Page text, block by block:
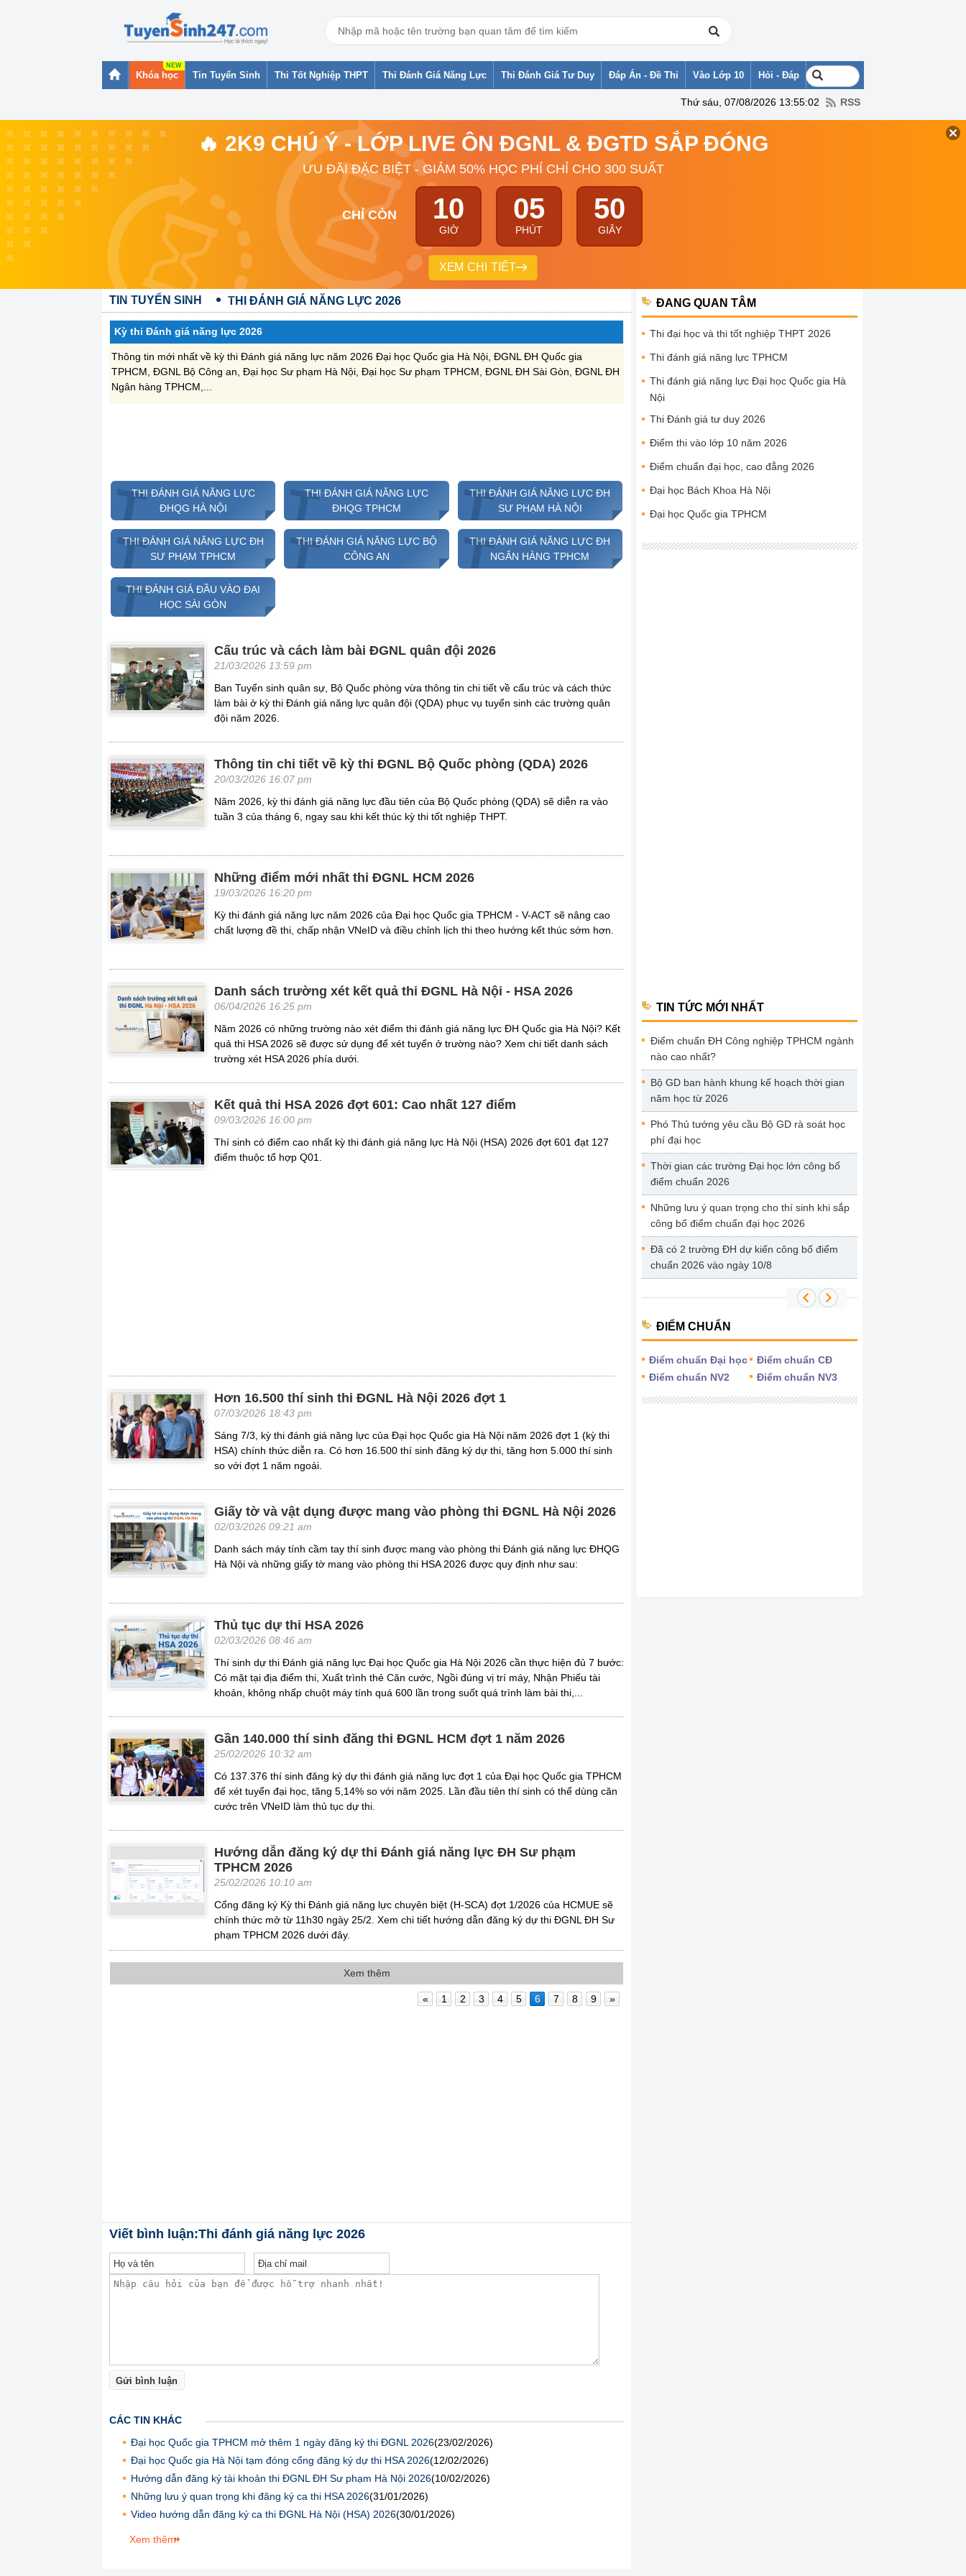
Khóa học Tin Tuyển Sinh Thi Tốt Nghiệp THPT Thi Đánh Giá Năng Lực Thi Đánh Giá Tư Duy Đáp Án - Đề Thi Vào Lớp 10 Hỏi - Đáp
Thứ sáu, 07/08/2026 13:55:02 RSS
🔥 2K9 CHÚ Ý - LỚP LIVE ÔN ĐGNL & ĐGTD SẮP ĐÓNG
ƯU ĐÃI ĐẶC BIỆT - GIẢM 50% HỌC PHÍ CHỈ CHO 300 SUẤT
CHỈ CÒN 10
GIỜ
05
PHÚT
49
GIÂY
XEM CHI TIẾT
TIN TUYỂN SINH THI ĐÁNH GIÁ NĂNG LỰC 2026
Kỳ thi Đánh giá năng lực 2026
Thông tin mới nhất về kỳ thi Đánh giá năng lực năm 2026 Đại học Quốc gia Hà Nội, ĐGNL ĐH Quốc gia
TPHCM, ĐGNL Bộ Công an, Đại học Sư phạm Hà Nội, Đại học Sư phạm TPHCM, ĐGNL ĐH Sài Gòn, ĐGNL ĐH
Ngân hàng TPHCM,...
TTHI ĐÁNH GIÁ NĂNG LỰC
ĐHQG HÀ NỘI
TTHI ĐÁNH GIÁ NĂNG LỰC
ĐHQG TPHCM
T
THI ĐÁNH GIÁ NĂNG LỰC ĐH
SƯ PHẠM HÀ NỘI
T
THI ĐÁNH GIÁ NĂNG LỰC ĐH
SƯ PHẠM TPHCM
T
THI ĐÁNH GIÁ NĂNG LỰC BỘ
CÔNG AN
T
THI ĐÁNH GIÁ NĂNG LỰC ĐH
NGÂN HÀNG TPHCM
T
THI ĐÁNH GIÁ ĐẦU VÀO ĐẠI
HỌC SÀI GÒN
Cấu trúc và cách làm bài ĐGNL quân đội 2026
21/03/2026 13:59 pm
Ban Tuyển sinh quân sự, Bộ Quốc phòng vừa thông tin chi tiết về cấu trúc và cách thức
làm bài ở kỳ thi Đánh giá năng lực quân đội (QDA) phục vụ tuyển sinh các trường quân
đội năm 2026.
Thông tin chi tiết về kỳ thi ĐGNL Bộ Quốc phòng (QDA) 2026
20/03/2026 16:07 pm
Năm 2026, kỳ thi đánh giá năng lực đầu tiên của Bộ Quốc phòng (QDA) sẽ diễn ra vào
tuần 3 của tháng 6, ngay sau khi kết thúc kỳ thi tốt nghiệp THPT.
Những điểm mới nhất thi ĐGNL HCM 2026
19/03/2026 16:20 pm
Kỳ thi đánh giá năng lực năm 2026 của Đại học Quốc gia TPHCM - V-ACT sẽ nâng cao
chất lượng đề thi, chấp nhận VNeID và điều chỉnh lịch thi theo hướng kết thúc sớm hơn.
Danh sách trường xét kết quả thi ĐGNL Hà Nội - HSA 2026
06/04/2026 16:25 pm
Năm 2026 có những trường nào xét điểm thi đánh giá năng lực ĐH Quốc gia Hà Nội? Kết
quả thi HSA 2026 sẽ được sử dụng để xét tuyển ở trường nào? Xem chi tiết danh sách
trường xét HSA 2026 phía dưới.
Kết quả thi HSA 2026 đợt 601: Cao nhất 127 điểm
09/03/2026 16:00 pm
Thí sinh có điểm cao nhất kỳ thi đánh giá năng lực Hà Nội (HSA) 2026 đợt 601 đạt 127
điểm thuộc tổ hợp Q01.
Hơn 16.500 thí sinh thi ĐGNL Hà Nội 2026 đợt 1
07/03/2026 18:43 pm
Sáng 7/3, kỳ thi đánh giá năng lực của Đại học Quốc gia Hà Nội năm 2026 đợt 1 (kỳ thi
HSA) chính thức diễn ra. Có hơn 16.500 thí sinh đăng ký dự thi, tăng hơn 5.000 thí sinh
so với đợt 1 năm ngoái.
Giấy tờ và vật dụng được mang vào phòng thi ĐGNL Hà Nội 2026
02/03/2026 09:21 am
Danh sách máy tính cầm tay thí sinh được mang vào phòng thi Đánh giá năng lực ĐHQG
Hà Nội và những giấy tờ mang vào phòng thi HSA 2026 được quy định như sau:
Thủ tục dự thi HSA 2026
02/03/2026 08:46 am
Thí sinh dự thi Đánh giá năng lực Đại học Quốc gia Hà Nội 2026 cần thực hiện đủ 7 bước:
Có mặt tại địa điểm thi, Xuất trình thẻ Căn cước, Ngồi đúng vị trí máy, Nhận Phiếu tài
khoản, không nhấp chuột máy tính quá 600 lần trong suốt quá trình làm bài thi,...
Gần 140.000 thí sinh đăng thi ĐGNL HCM đợt 1 năm 2026
25/02/2026 10:32 am
Có 137.376 thí sinh đăng ký dự thi đánh giá năng lực đợt 1 của Đại học Quốc gia TPHCM
để xét tuyển đại học, tăng 5,14% so với năm 2025. Lần đầu tiên thí sinh có thể dùng căn
cước trên VNeID làm thủ tục dự thi.
Hướng dẫn đăng ký dự thi Đánh giá năng lực ĐH Sư phạm
TPHCM 2026
25/02/2026 10:10 am
Cổng đăng ký Kỳ thi Đánh giá năng lực chuyên biệt (H-SCA) đợt 1/2026 của HCMUE sẽ
chính thức mở từ 11h30 ngày 25/2. Xem chi tiết hướng dẫn đăng ký dự thi ĐGNL ĐH Sư
phạm TPHCM 2026 dưới đây.
Xem thêm
« 1 2 3 4 5 6 7 8 9 »
Viết bình luận:Thi đánh giá năng lực 2026
Gửi bình luận
CÁC TIN KHÁC
Đại học Quốc gia TPHCM mở thêm 1 ngày đăng ký thi ĐGNL 2026(23/02/2026)
Đại học Quốc gia Hà Nội tạm đóng cổng đăng ký dự thi HSA 2026(12/02/2026)
Hướng dẫn đăng ký tài khoản thi ĐGNL ĐH Sư phạm Hà Nội 2026(10/02/2026)
Những lưu ý quan trọng khi đăng ký ca thi HSA 2026(31/01/2026)
Video hướng dẫn đăng ký ca thi ĐGNL Hà Nội (HSA) 2026(30/01/2026)
Xem thêm
ĐANG QUAN TÂM
Thi đại học và thi tốt nghiệp THPT 2026
Thi đánh giá năng lực TPHCM
Thi đánh giá năng lực Đại học Quốc gia Hà
Nội
Thi Đánh giá tư duy 2026
Điểm thi vào lớp 10 năm 2026
Điểm chuẩn đại học, cao đẳng 2026
Đại học Bách Khoa Hà Nội
Đại học Quốc gia TPHCM
TIN TỨC MỚI NHẤT
Điểm chuẩn ĐH Công nghiệp TPHCM ngành
nào cao nhất?
Bộ GD ban hành khung kế hoạch thời gian
năm học từ 2026
Phó Thủ tướng yêu cầu Bộ GD rà soát học
phí đại học
Thời gian các trường Đại học lớn công bố
điểm chuẩn 2026
Những lưu ý quan trọng cho thí sinh khi sắp
công bố điểm chuẩn đại học 2026
Đã có 2 trường ĐH dự kiến công bố điểm
chuẩn 2026 vào ngày 10/8
ĐIỂM CHUẨN
Điểm chuẩn Đại học
Điểm chuẩn CĐ
Điểm chuẩn NV2
Điểm chuẩn NV3